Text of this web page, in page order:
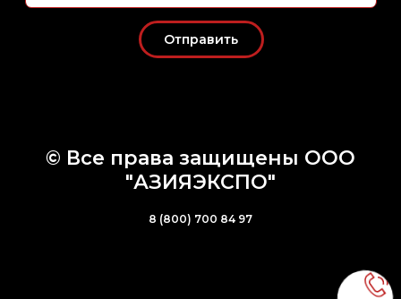
© Все права защищены ООО
"АЗИЯЭКСПО"
8 (800) 700 84 97